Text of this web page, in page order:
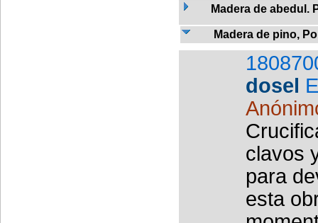
Madera de abedul.
Madera de pino,
dosel
clavos
para
esta